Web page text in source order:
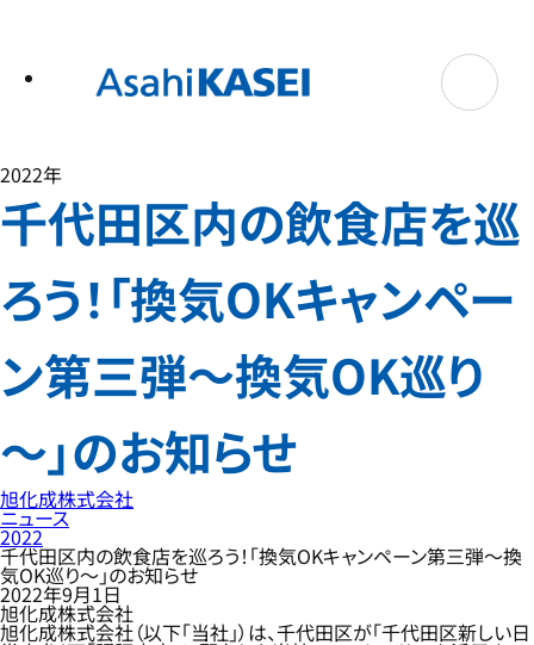
2022年
千代田区内の飲食店を巡
ろう！「換気OKキャンペー
ン第三弾～換気OK巡り
～」のお知らせ
旭化成株式会社
ニュース
2022
千代田区内の飲食店を巡ろう！「換気OKキャンペーン第三弾～換
気OK巡り～」のお知らせ
2022年9月1日
旭化成株式会社
旭化成株式会社（以下「当社」）は、千代田区が「千代田区新しい日